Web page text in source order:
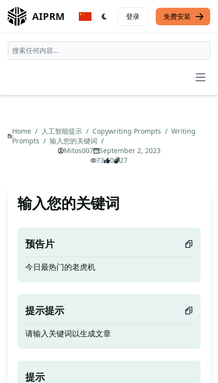
AIPRM 登录 免费安装
Home / 人工智能提示 / Copywriting Prompts / Writing
Prompts / 输入您的关键词 /
Mitos007
September 2, 2023
73
0 27
输入您的关键词
预告片
今日最热门的老虎机
提示提示
请输入关键词以生成文章
提示